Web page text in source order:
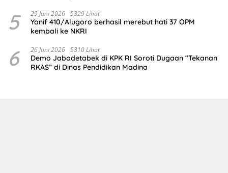
5 29 Juni 2026 5329 Lihat
Yonif 410/Alugoro berhasil merebut hati 37 OPM
kembali ke NKRI
6 26 Juni 2026 5310 Lihat
Demo Jabodetabek di KPK RI Soroti Dugaan “Tekanan
RKAS” di Dinas Pendidikan Madina